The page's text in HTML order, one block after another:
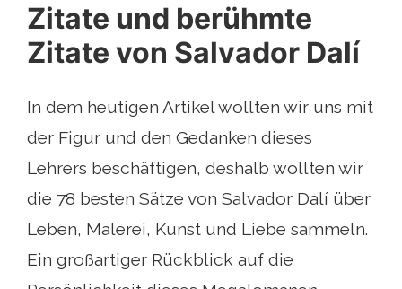
Zitate und berühmte
Zitate von Salvador Dalí
In dem heutigen Artikel wollten wir uns mit
der Figur und den Gedanken dieses
Lehrers beschäftigen, deshalb wollten wir
die 78 besten Sätze von Salvador Dalí über
Leben, Malerei, Kunst und Liebe sammeln.
Ein großartiger Rückblick auf die